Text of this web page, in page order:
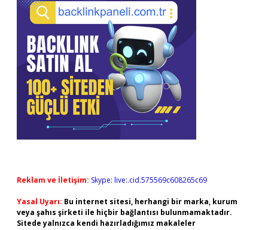
Reklam ve İletişim: Skype: live:.cid.575569c608265c69
Yasal Uyarı: Bu internet sitesi, herhangi bir marka, kurum
veya şahıs şirketi ile hiçbir bağlantısı bulunmamaktadır.
Sitede yalnızca kendi hazırladığımız makaleler